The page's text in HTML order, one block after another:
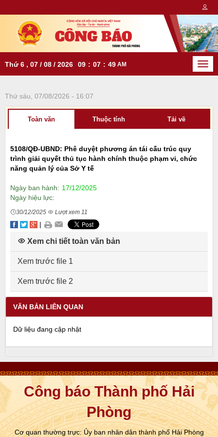
Thứ 6 , 07 / 08 / 2026 09 : 07 : 49 AM
Thứ sáu, 07/08/2026 - 16:07
Toàn văn Thuộc tính Tải về
5108/QĐ-UBND: Phê duyệt phương án tái cấu trúc quy
trình giải quyết thủ tục hành chính thuộc phạm vi, chức
năng quản lý của Sở Y tế
Ngày ban hành: 17/12/2025
Ngày hiệu lực:
30/12/2025 Lượt xem 11
|
Xem chi tiết toàn văn bản
Xem trước file 1
Xem trước file 2
VĂN BẢN LIÊN QUAN
Dữ liệu đang cập nhật
Công báo Thành phố Hải
Phòng
Cơ quan thường trực: Ủy ban nhân dân thành phố Hải Phòng